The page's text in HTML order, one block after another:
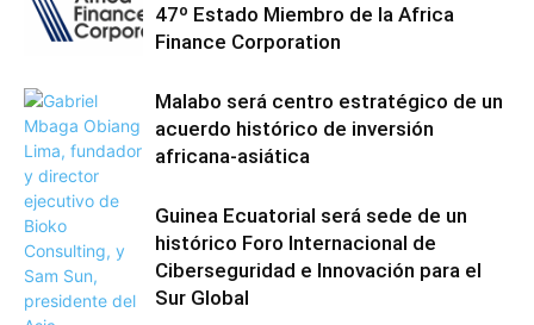
47º Estado Miembro de la Africa
Finance Corporation
Malabo será centro estratégico de un
acuerdo histórico de inversión
africana-asiática
Guinea Ecuatorial será sede de un
histórico Foro Internacional de
Ciberseguridad e Innovación para el
Sur Global